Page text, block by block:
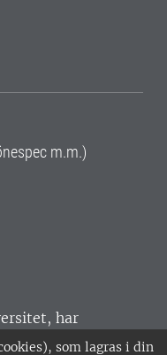
som lagras i din
m.m.)
har
Huvudorter är